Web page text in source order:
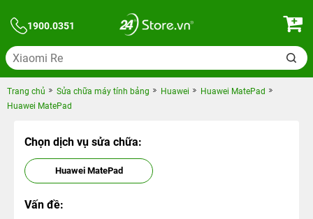
1900.0351
Trang chủ Sửa chữa máy tính bảng Huawei
Huawei MatePad
Huawei MatePad
Chọn dịch vụ sửa chữa:
Huawei MatePad
Vấn đề: